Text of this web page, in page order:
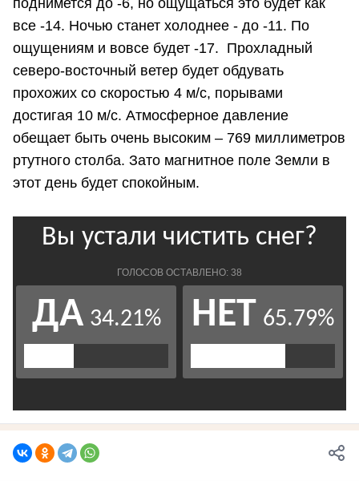
все -14. Ночью станет холоднее - до -11. По
ощущениям и вовсе будет -17. Прохладный
северо-восточный ветер будет обдувать
прохожих со скоростью 4 м/с, порывами
достигая 10 м/с. Атмосферное давление
обещает быть очень высоким – 769 миллиметров
ртутного столба. Зато магнитное поле Земли в
этот день будет спокойным.